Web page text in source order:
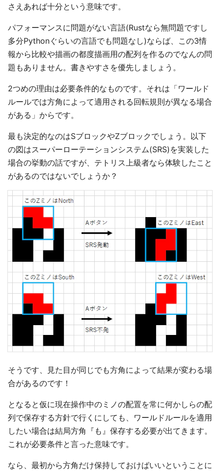
さえあれば十分という意味です。
パフォーマンスに問題がない言語(Rustなら無問題ですし
多分Pythonぐらいの言語でも問題なし)ならば、この3情
報から比較や描画の都度描画用の配列を作るのでなんの問
題もありません。書きやすさを優先しましょう。
2つめの理由は必要条件的なものです。それは「ワールド
ルールでは方角によって適用される回転規則が異なる場合
がある」からです。
最も決定的なのはSブロックやZブロックでしょう。以下
の図はスーパーローテーションシステム(SRS)を実装した
場合の挙動の話ですが、テトリス上級者なら体験したこと
があるのではないでしょうか？
そうです、見た目が同じでも方角によって結果が変わる場
合があるのです！
となると仮に現在操作中のミノの配置を常に何かしらの配
列で保存する方針で行くにしても、ワールドルールを適用
したい場合は結局方角『も』保存する必要が出てきます。
これが必要条件と言った意味です。
なら、最初から方角だけ保持しておけばいいということに